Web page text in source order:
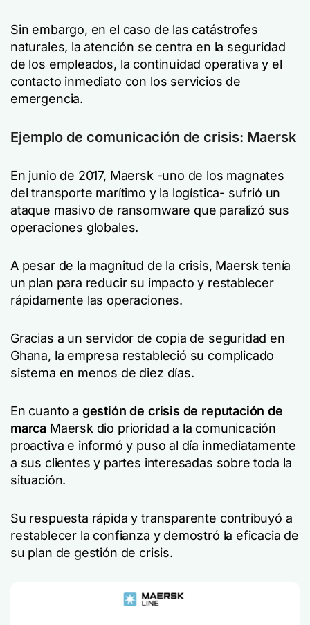
Sin embargo, en el caso de las catástrofes
naturales, la atención se centra en la seguridad
de los empleados, la continuidad operativa y el
contacto inmediato con los servicios de
emergencia.
Ejemplo de comunicación de crisis: Maersk
En junio de 2017, Maersk -uno de los magnates
del transporte marítimo y la logística- sufrió un
ataque masivo de ransomware que paralizó sus
operaciones globales.
A pesar de la magnitud de la crisis, Maersk tenía
un plan para reducir su impacto y restablecer
rápidamente las operaciones.
Gracias a un servidor de copia de seguridad en
Ghana, la empresa restableció su complicado
sistema en menos de diez días.
En cuanto a gestión de crisis de reputación de
marca Maersk dio prioridad a la comunicación
proactiva e informó y puso al día inmediatamente
a sus clientes y partes interesadas sobre toda la
situación.
Su respuesta rápida y transparente contribuyó a
restablecer la confianza y demostró la eficacia de
su plan de gestión de crisis.